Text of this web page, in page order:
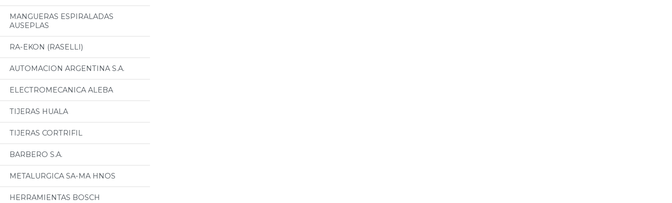
MANGUERAS ESPIRALADAS
AUSEPLAS
RA-EKON (RASELLI)
AUTOMACION ARGENTINA S.A.
ELECTROMECANICA ALEBA
TIJERAS HUALA
TIJERAS CORTRIFIL
BARBERO S.A.
METALURGICA SA-MA HNOS
HERRAMIENTAS BOSCH